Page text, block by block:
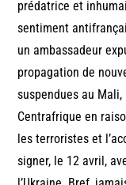
prédatrice et
sentiment
un ambassadeur
propagation de
suspendues au
Centrafrique en
les terroristes et
signer, le 12 avril,